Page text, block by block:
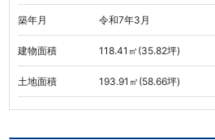
築年月 令和7年3月
建物面積 118.41㎡(35.82坪)
土地面積 193.91㎡(58.66坪)